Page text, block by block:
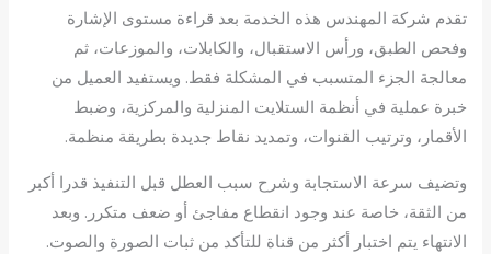
تقدم شركة المهندس هذه الخدمة بعد قراءة مستوى الإشارة
وفحص الطبق، ورأس الاستقبال، والكابلات، والموزعات، ثم
معالجة الجزء المتسبب في المشكلة فقط. ويستفيد العميل من
خبرة عملية في أنظمة الستلايت المنزلية والمركزية، وضبط
الأقمار، وترتيب القنوات، وتمديد نقاط جديدة بطريقة منظمة.
وتضيف سرعة الاستجابة وشرح سبب العطل قبل التنفيذ قدرا أكبر
من الثقة، خاصة عند وجود انقطاع مفاجئ أو ضعف متكرر. وبعد
الانتهاء يتم اختبار أكثر من قناة للتأكد من ثبات الصورة والصوت.